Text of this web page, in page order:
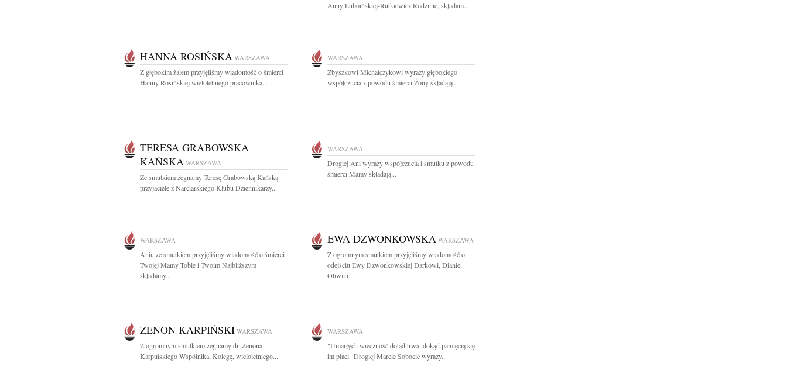
Anny Luboińskiej-Rutkiewicz Rodzinie, składam...
HANNA ROSIŃSKA WARSZAWA
Z głębokim żalem przyjęliśmy wiadomość o śmierci
Hanny Rosińskiej wieloletniego pracownika...
WARSZAWA
Zbyszkowi Michalczykowi wyrazy głębokiego
współczucia z powodu śmierci Żony składają...
TERESA GRABOWSKA
KAŃSKA WARSZAWA
Ze smutkiem żegnamy Teresę Grabowską Kańską
przyjaciele z Narciarskiego Klubu Dziennikarzy...
WARSZAWA
Drogiej Ani wyrazy współczucia i smutku z powodu
śmierci Mamy składają...
WARSZAWA
Aniu ze smutkiem przyjęliśmy wiadomość o śmierci
Twojej Mamy Tobie i Twoim Najbliższym
składamy...
EWA DZWONKOWSKA WARSZAWA
Z ogromnym smutkiem przyjęliśmy wiadomość o
odejściu Ewy Dzwonkowskiej Darkowi, Dianie,
Oliwii i...
ZENON KARPIŃSKI WARSZAWA
Z ogromnym smutkiem żegnamy dr. Zenona
Karpińskiego Wspólnika, Kolegę, wieloletniego...
WARSZAWA
"Umarłych wieczność dotąd trwa, dokąd pamięcią się
im płaci" Drogiej Marcie Sobocie wyrazy...